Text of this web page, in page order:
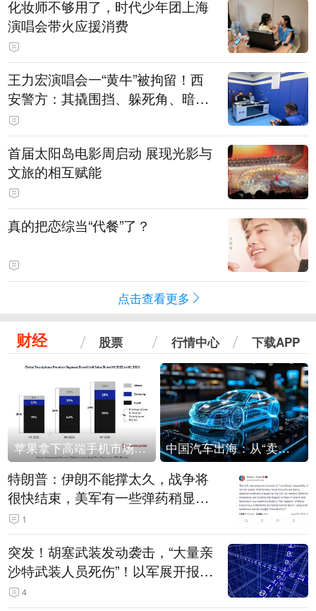
化妆师不够用了，时代少年团上海
演唱会带火应援消费
王力宏演唱会一“黄牛”被拘留！西
安警方：其撬围挡、躲死角、暗地
带10人入场
首届太阳岛电影周启动 展现光影与
文旅的相互赋能
真的把恋综当“代餐”了？
点击查看更多
财经 股票 行情中心 下载APP
苹果拿下高端手机市场65%的份额：iPhone 17系列功不可没 中国汽车出海：从“卖出去”到“走进去”
特朗普：伊朗不能撑太久，战争将
很快结束，美军有一些弹药稍显紧
张！伊朗公布拟议的海峡管理文本
1
突发！胡塞武装发动袭击，“大量亲
沙特武装人员死伤”！以军展开报复
性空袭
4